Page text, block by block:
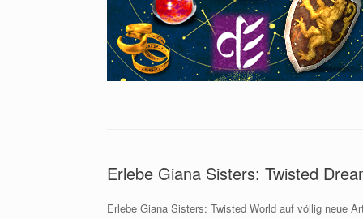
Erlebe Giana Sisters: Twisted
Erlebe Giana Sisters: Twisted World auf völlig neue